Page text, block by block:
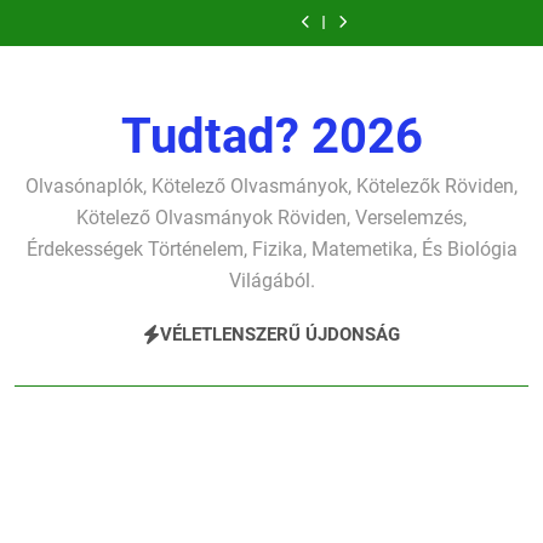
a
verselemzés
búcsúzó szavai
gyerekszemű élet-
gondolkodó
Tudtad? 2026
Olvasónaplók, Kötelező Olvasmányok, Kötelezők Röviden,
Kötelező Olvasmányok Röviden, Verselemzés,
Érdekességek Történelem, Fizika, Matemetika, És Biológia
Világából.
VÉLETLENSZERŰ ÚJDONSÁG